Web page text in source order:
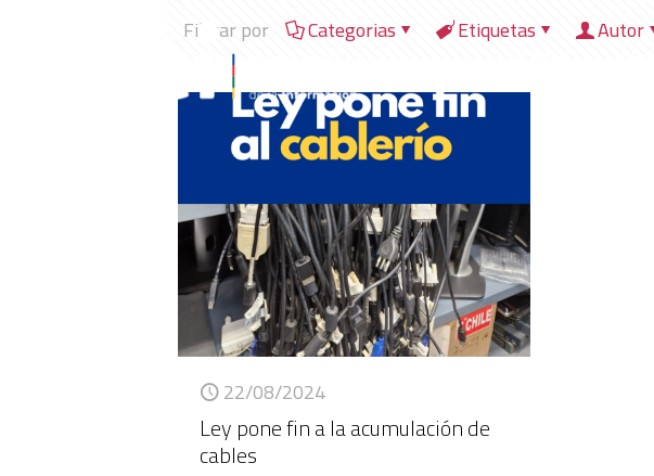
Filtrar por Categorias Etiquetas Autor
22/08/2024
Ley pone fin a la acumulación de
cables